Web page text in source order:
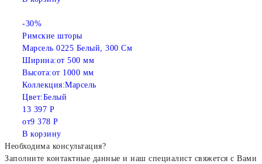
-30%
Римские шторы
Марсель 0225 Белый, 300 См
Ширина:от 500 мм
Высота:от 1000 мм
Коллекция:Марсель
Цвет:Белый
13 397 Р
от9 378 Р
В корзину
Необходима консультация?
Заполните контактные данные и наш специалист свяжется с Вами